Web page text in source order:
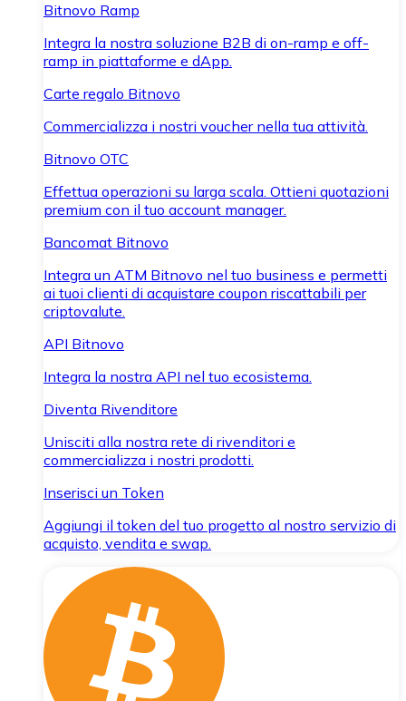
Bitnovo Ramp
Integra la nostra soluzione B2B di on-ramp e off-
ramp in piattaforme e dApp.
Carte regalo Bitnovo
Commercializza i nostri voucher nella tua attività.
Bitnovo OTC
Effettua operazioni su larga scala. Ottieni quotazioni
premium con il tuo account manager.
Bancomat Bitnovo
Integra un ATM Bitnovo nel tuo business e permetti
ai tuoi clienti di acquistare coupon riscattabili per
criptovalute.
API Bitnovo
Integra la nostra API nel tuo ecosistema.
Diventa Rivenditore
Unisciti alla nostra rete di rivenditori e
commercializza i nostri prodotti.
Inserisci un Token
Aggiungi il token del tuo progetto al nostro servizio di
acquisto, vendita e swap.